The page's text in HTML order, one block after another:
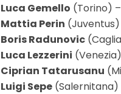
Luca Gemello (Torino) –
Mattia Perin (Juventus)
Boris Radunovic
Luca Lezzerini (Venezia)
Ciprian Tatarusanu
Luigi Sepe (Salernitana)